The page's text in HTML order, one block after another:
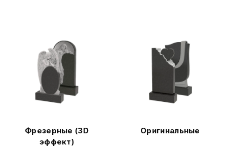
Фрезерные (3D
эффект)
Оригинальные